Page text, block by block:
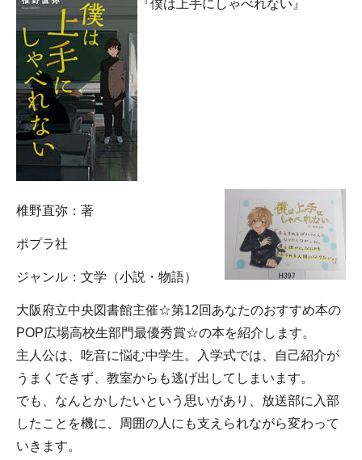
『僕は上手にしゃべれない』
椎野直弥：著
ポプラ社
ジャンル：文学（小説・物語）
大阪府立中央図書館主催☆第12回あなたのおすすめ本の
POP広場高校生部門最優秀賞☆の本を紹介します。
主人公は、吃音に悩む中学生。入学式では、自己紹介が
うまくできず、教室からも逃げ出してしまいます。
でも、なんとかしたいという思いがあり、放送部に入部
したことを機に、周囲の人にも支えられながら変わって
いきます。